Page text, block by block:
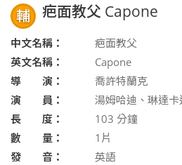
輔 疤面教父 Capone
中文名稱：
疤面教父
英文名稱：
Capone
導 演：
喬許特蘭克
演 員：
湯姆哈迪、琳達
長 度：
103 分鐘
數 量：
1片
發 音：
英語